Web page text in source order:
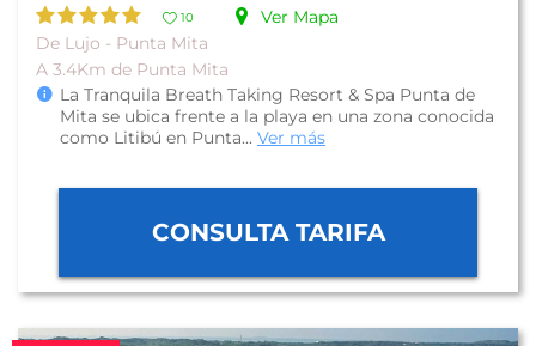
10
Ver Mapa
De Lujo - Punta Mita
A 3.4Km de Punta Mita
La Tranquila Breath Taking Resort & Spa Punta de
Mita se ubica frente a la playa en una zona conocida
como Litibú en Punta... Ver más
CONSULTA TARIFA